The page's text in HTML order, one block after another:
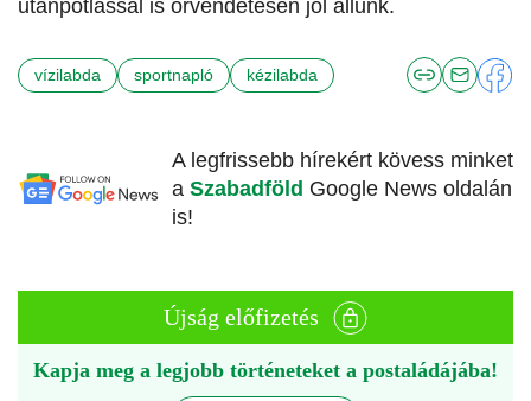
utánpótlással is örvendetesen jól állunk.
vízilabda sportnapló kézilabda
A legfrissebb hírekért kövess minket
a Szabadföld Google News oldalán
is!
Újság előfizetés
Kapja meg a legjobb történeteket a postaládájába!